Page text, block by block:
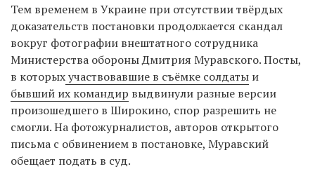
Тем временем в Украине при отсутствии твёрдых
доказательств постановки продолжается скандал
вокруг фотографии внештатного сотрудника
Министерства обороны Дмитрия Муравского. Посты,
в которыхучаствовавшие в съёмке солдаты и
бывший их командир выдвинули разные версии
произошедшего в Широкино, спор разрешить не
смогли. На фотожурналистов, авторов открытого
письма с обвинением в постановке, Муравский
обещает подать в суд.